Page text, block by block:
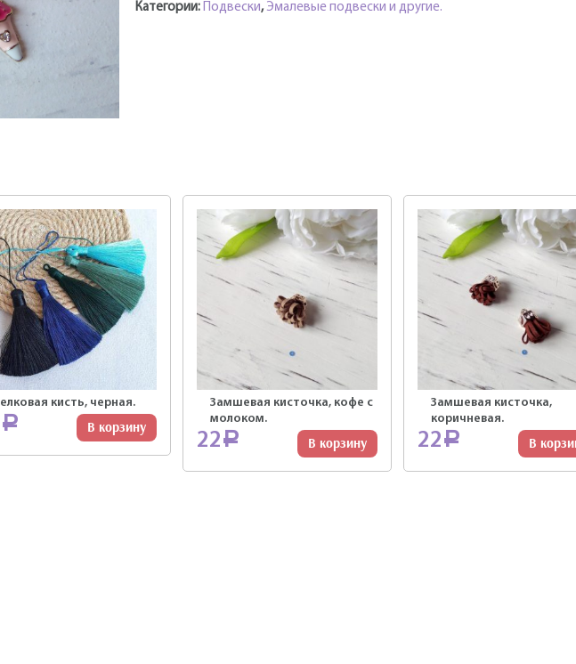
Категории:Подвески, Эмалевые подвески и другие.
кисть, черная.
Р В корзину
Замшевая кисточка, кофе с
молоком.
22 Р В корзину
Замшевая кисточка,
коричневая.
22 Р В